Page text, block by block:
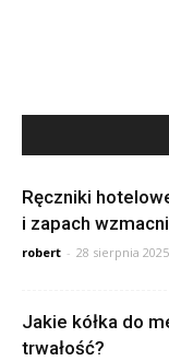
Ręczniki
i zapach
robert - 28 sierpnia 2025
Jakie kółka do
trwałość?